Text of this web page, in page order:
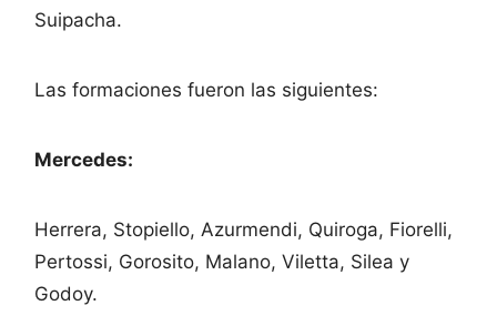
Suipacha.
Las formaciones fueron las siguientes:
Mercedes:
Herrera, Stopiello, Azurmendi, Quiroga, Fiorelli,
Pertossi, Gorosito, Malano, Viletta, Silea y
Godoy.